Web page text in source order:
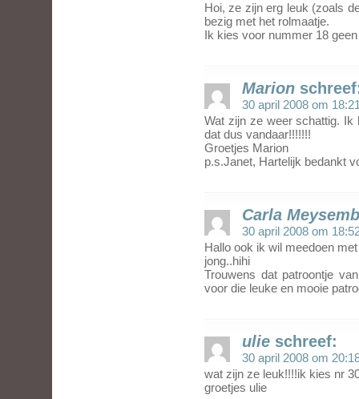
Hoi, ze zijn erg leuk (zoals
bezig met het rolmaatje.
Ik kies voor nummer 18
Marion
30 april 2008 om
Wat zijn ze weer schattig.
dat dus vandaar!!!!!!!
Groetjes Marion
p.s.Janet, Hartelijk bedankt
Carla
30 april 2008 om
Hallo ook ik wil meedoen
jong..hihi
Trouwens dat patroontje
voor die leuke en mooie
ulie schreef:
30 april 2008 om
wat zijn ze leuk!!!!ik kies nr
groetjes ulie